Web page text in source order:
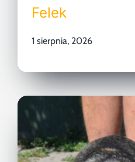
Felek
1 sierpnia, 2026